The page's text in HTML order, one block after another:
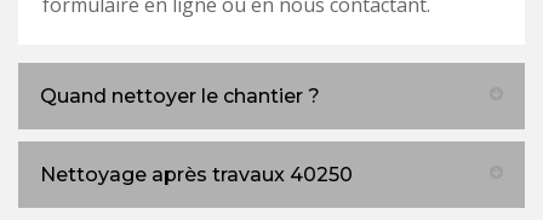
Quand nettoyer le chantier ?
Nettoyage après travaux 40250